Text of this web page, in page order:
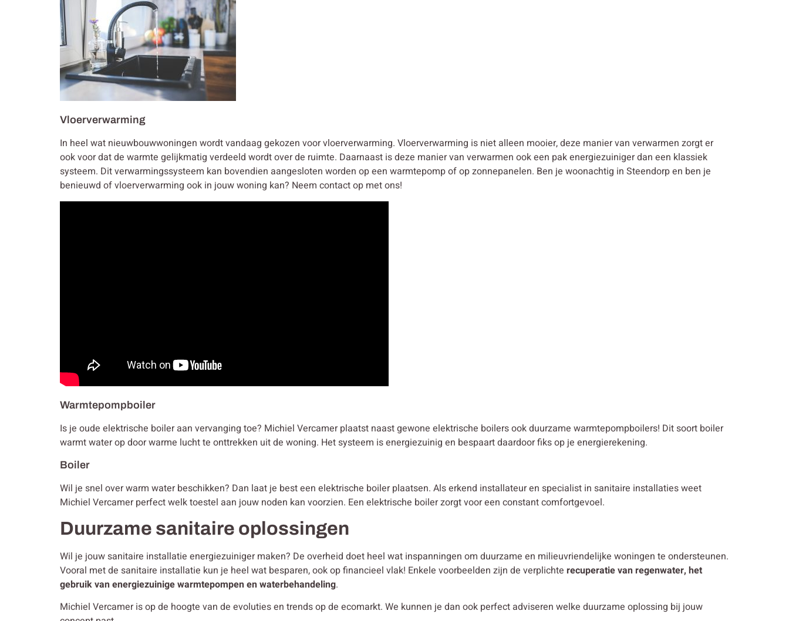
Vloerverwarming
In heel wat nieuwbouwwoningen wordt vandaag gekozen voor vloerverwarming. Vloerverwarming is niet alleen mooier, deze manier van verwarmen zorgt er
ook voor dat de warmte gelijkmatig verdeeld wordt over de ruimte. Daarnaast is deze manier van verwarmen ook een pak energiezuiniger dan een klassiek
systeem. Dit verwarmingssysteem kan bovendien aangesloten worden op een warmtepomp of op zonnepanelen. Ben je woonachtig in Steendorp en ben je
benieuwd of vloerverwarming ook in jouw woning kan? Neem contact op met ons!
Warmtepompboiler
Is je oude elektrische boiler aan vervanging toe? Michiel Vercamer plaatst naast gewone elektrische boilers ook duurzame warmtepompboilers! Dit soort boiler
warmt water op door warme lucht te onttrekken uit de woning. Het systeem is energiezuinig en bespaart daardoor fiks op je energierekening.
Boiler
Wil je snel over warm water beschikken? Dan laat je best een elektrische boiler plaatsen. Als erkend installateur en specialist in sanitaire installaties weet
Michiel Vercamer perfect welk toestel aan jouw noden kan voorzien. Een elektrische boiler zorgt voor een constant comfortgevoel.
Duurzame sanitaire oplossingen
Wil je jouw sanitaire installatie energiezuiniger maken? De overheid doet heel wat inspanningen om duurzame en milieuvriendelijke woningen te ondersteunen.
Vooral met de sanitaire installatie kun je heel wat besparen, ook op financieel vlak! Enkele voorbeelden zijn de verplichte recuperatie van regenwater, het
gebruik van energiezuinige warmtepompen en waterbehandeling.
Michiel Vercamer is op de hoogte van de evoluties en trends op de ecomarkt. We kunnen je dan ook perfect adviseren welke duurzame oplossing bij jouw